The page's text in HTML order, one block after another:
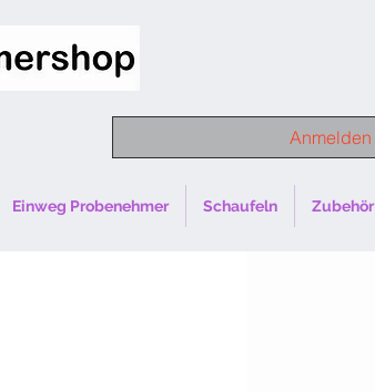
Anmelden
Einweg Probenehmer Schaufeln Zubehör